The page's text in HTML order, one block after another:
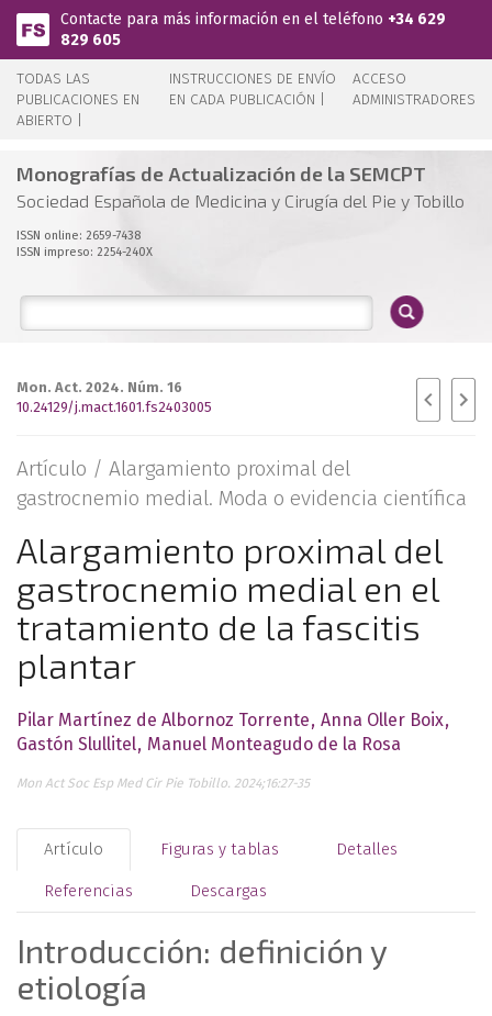
Pasar al contenido principal
Contacte para más información en el teléfono +34 629
829 605
TODAS LAS
PUBLICACIONES EN
ABIERTO |
INSTRUCCIONES DE ENVÍO
EN CADA PUBLICACIÓN |
ACCESO
ADMINISTRADORES
Monografías de Actualización de la SEMCPT
Sociedad Española de Medicina y Cirugía del Pie y Tobillo
ISSN online: 2659-7438
ISSN impreso: 2254-240X
Mon. Act. 2024. Núm. 16
10.24129/j.mact.1601.fs2403005
Artículo / Alargamiento proximal del
gastrocnemio medial. Moda o evidencia científica
Alargamiento proximal del
gastrocnemio medial en el
tratamiento de la fascitis
plantar
Pilar Martínez de Albornoz Torrente Anna Oller Boix
Gastón Slullitel Manuel Monteagudo de la Rosa
Mon Act Soc Esp Med Cir Pie Tobillo. 2024;16:27-35
Artículo Figuras y tablas Detalles
Referencias Descargas
Introducción: definición y
etiología